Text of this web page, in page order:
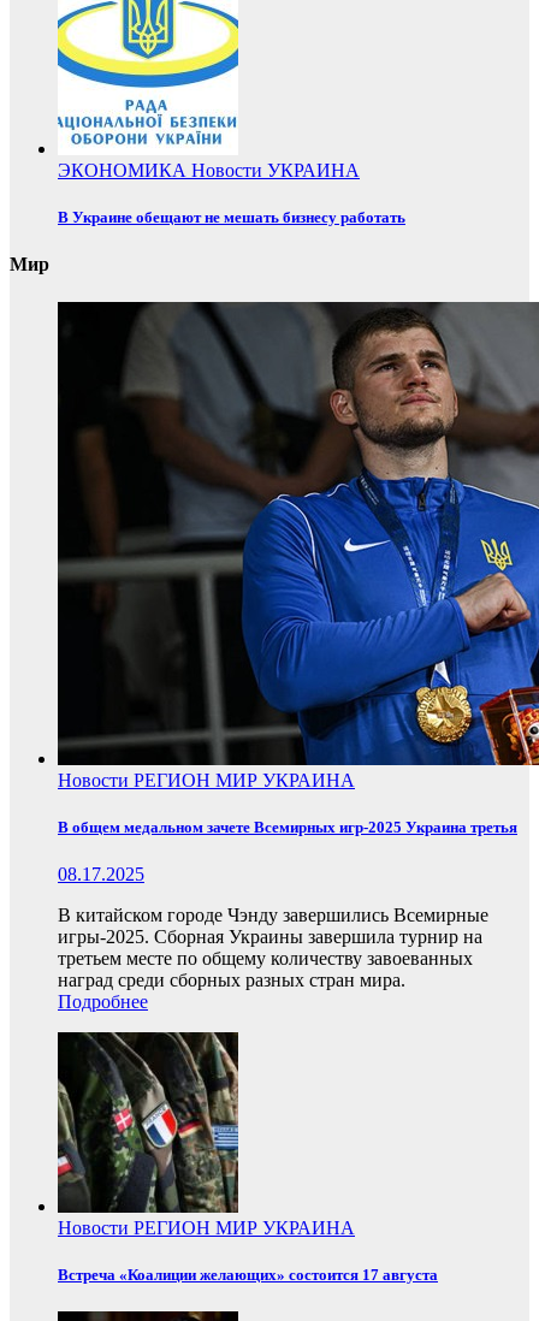
ЭКОНОМИКА Новости УКРАИНА
В Украине обещают не мешать бизнесу работать
Мир
Новости РЕГИОН МИР УКРАИНА
В общем медальном зачете Всемирных игр-2025 Украина третья
08.17.2025
В китайском городе Чэнду завершились Всемирные
игры-2025. Сборная Украины завершила турнир на
третьем месте по общему количеству завоеванных
наград среди сборных разных стран мира.
Подробнее
Новости РЕГИОН МИР УКРАИНА
Встреча «Коалиции желающих» состоится 17 августа